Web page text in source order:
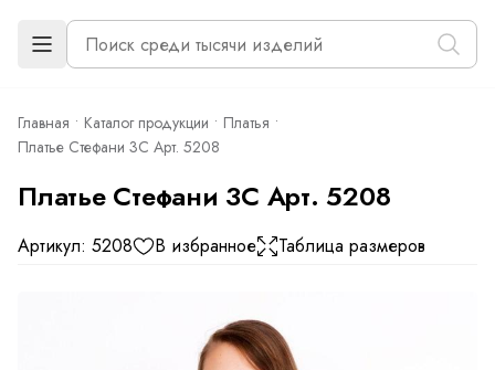
Главная Каталог продукции
Платья
Платье Стефани 3С Арт. 5208
Платье Стефани 3С Арт. 5208
Артикул: 5208 В избранное Таблица размеров